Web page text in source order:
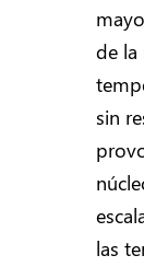
de la
sin
las